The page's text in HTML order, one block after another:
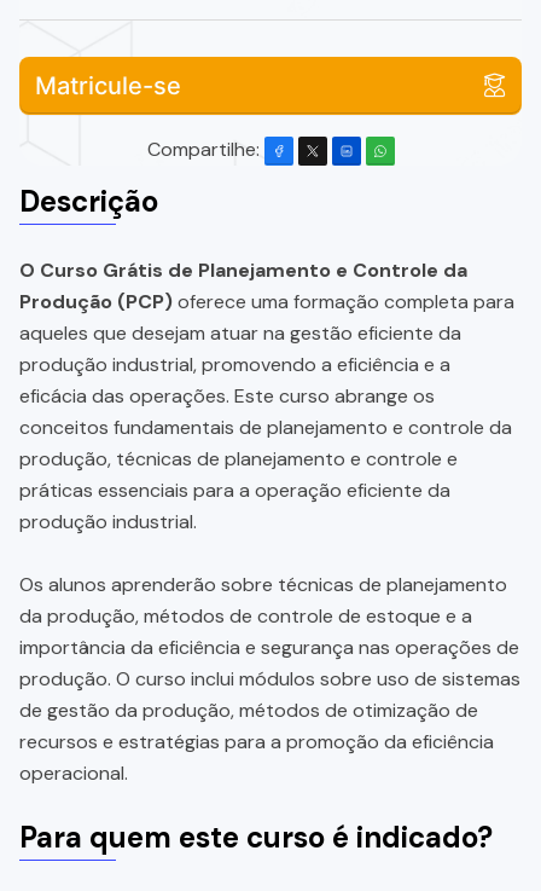
Matricule-se
Compartilhe:
Descrição
O Curso Grátis de Planejamento e Controle da
Produção (PCP)oferece uma formação completa para
aqueles que desejam atuar na gestão eficiente da
produção industrial, promovendo a eficiência e a
eficácia das operações. Este curso abrange os
conceitos fundamentais de planejamento e controle da
produção, técnicas de planejamento e controle e
práticas essenciais para a operação eficiente da
produção industrial.
Os alunos aprenderão sobre técnicas de planejamento
da produção, métodos de controle de estoque e a
importância da eficiência e segurança nas operações de
produção. O curso inclui módulos sobre uso de sistemas
de gestão da produção, métodos de otimização de
recursos e estratégias para a promoção da eficiência
operacional.
Para quem este curso é indicado?